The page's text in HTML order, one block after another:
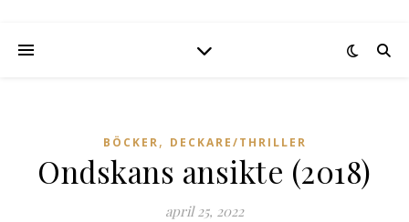
BÖCKER, DECKARE/THRILLER
Ondskans ansikte (2018)
april 25, 2022